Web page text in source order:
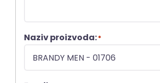
Naziv proizvoda:*